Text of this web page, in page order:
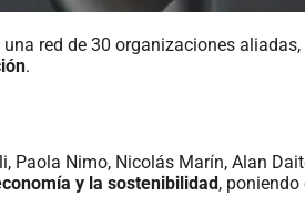
red de 30 organizaciones
.
Nimo, Nicolás Marín, Alan
y la sostenibilidad,